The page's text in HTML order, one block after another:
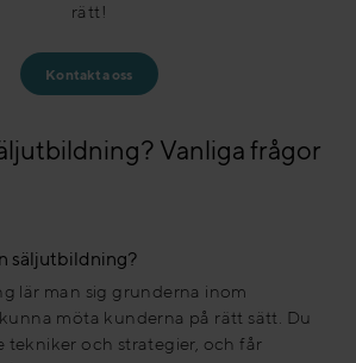
rätt!
Kontakta oss
Vanliga frågor
säljutbildning?
lär man sig grunderna inom
möta kunderna på rätt sätt. Du
tekniker och strategier, och får